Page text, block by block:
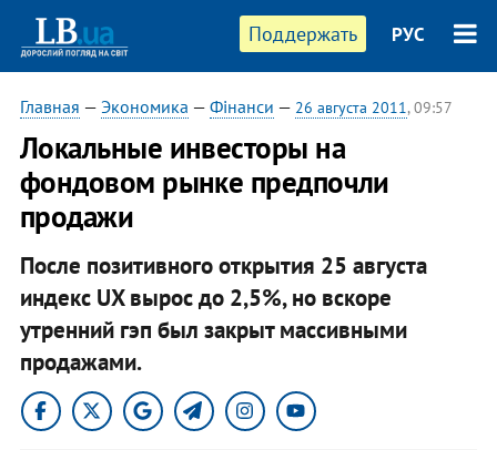
Поддержать РУС
Главная — Экономика — Фінанси — 26 августа 2011, 09:57
Локальные инвесторы на
фондовом рынке предпочли
продажи
После позитивного открытия 25 августа
индекс UX вырос до 2,5%, но вскоре
утренний гэп был закрыт массивными
продажами.